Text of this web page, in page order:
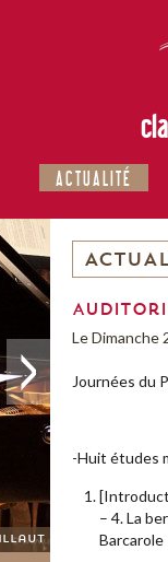
ACTUALITÉ
Le Dimanche
Journées du
-Huit études
– 4. La
Barcarole